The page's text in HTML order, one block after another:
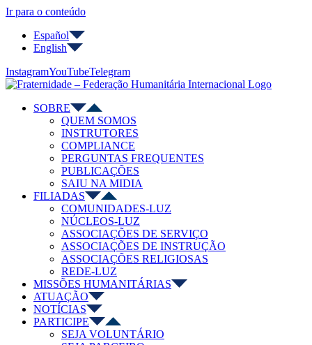
Ir para o conteúdo
Español
English
InstagramYouTubeTelegram
SOBRE
QUEM SOMOS
INSTRUTORES
COMPLIANCE
PERGUNTAS FREQUENTES
PUBLICAÇÕES
SAIU NA MIDIA
FILIADAS
COMUNIDADES-LUZ
NÚCLEOS-LUZ
ASSOCIAÇÕES DE SERVIÇO
ASSOCIAÇÕES DE INSTRUÇÃO
ASSOCIAÇÕES RELIGIOSAS
REDE-LUZ
MISSÕES HUMANITÁRIAS
ATUAÇÃO
NOTÍCIAS
PARTICIPE
SEJA VOLUNTÁRIO